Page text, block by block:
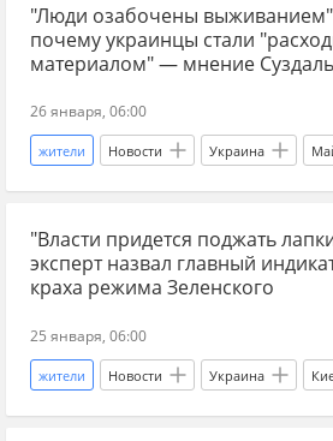
взрыв пожар погибшие
мирные жители Крым
"Люди озабочены
почему украинцы стали
материалом" — мнение
26 января, 06:00
жители Новости Украина
Киев Андрей Суздальцев
ТЦК киевский режим власти
Главные новости блэкаут
аналитика событий на Украине
"Власти придется поджать
эксперт назвал главный
краха режима Зеленского
25 января, 06:00
жители Новости Украина
Дания Андрей Суздальцев